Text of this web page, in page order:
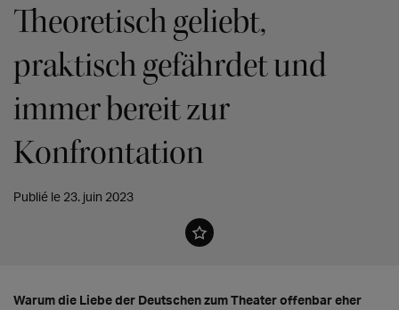
Theoretisch geliebt,
praktisch gefährdet und
immer bereit zur
Konfrontation
Publié le 23. juin 2023
Warum die Liebe der Deutschen zum Theater offenbar eher